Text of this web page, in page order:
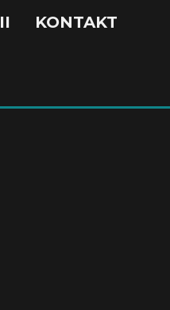
KONTAKT